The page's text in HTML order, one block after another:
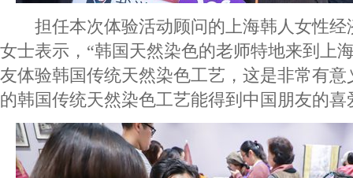
担任本次体验活动顾问的上海韩人女性经
女士表示，“韩国天然染色的老师特地来到上
友体验韩国传统天然染色工艺，这是非常有
的韩国传统天然染色工艺能得到中国朋友的喜